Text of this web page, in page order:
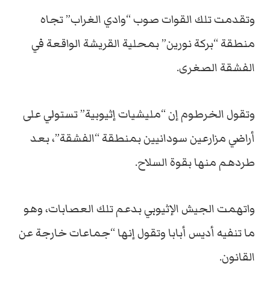
وتقدمت تلك القوات صوب “وادي الغراب” تجاه
منطقة “بركة نورين” بمحلية القريشة الواقعة في
الفشقة الصغرى.
وتقول الخرطوم إن “مليشيات إثيوبية” تستولي على
أراضي مزارعين سودانيين بمنطقة “الفشقة”، بعد
طردهم منها بقوة السلاح.
واتهمت الجيش الإثيوبي بدعم تلك العصابات، وهو
ما تنفيه أديس أبابا وتقول إنها “جماعات خارجة عن
القانون.